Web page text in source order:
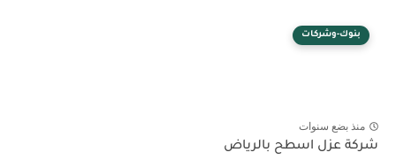
بنوك-وشركات
منذ بضع سنوات
شركة عزل اسطح بالرياض